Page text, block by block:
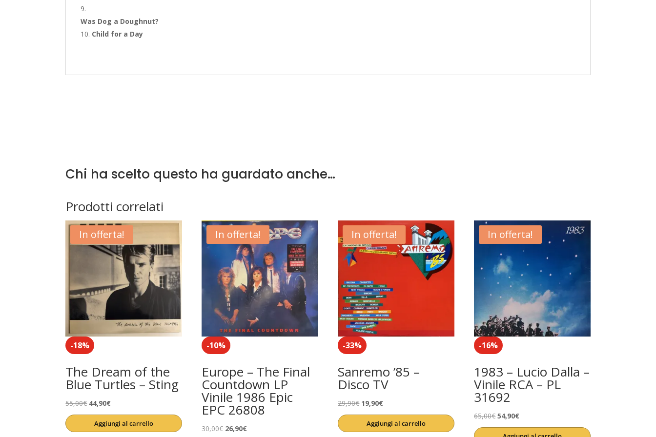
Was Dog a Doughnut?
Child for a Day
Chi ha scelto questo ha guardato anche…
Prodotti correlati
In offerta!
-18%
The Dream of the
Blue Turtles – Sting
55,00€ Il
prezzo
originale
44,90€Il
prezzo
attuale
Aggiungi al carrello
In offerta!
-10%
Europe – The Final
Countdown LP
Vinile 1986 Epic
EPC 26808
30,00€ Il
26,90€Il
In offerta!
-33%
Sanremo ’85 –
Disco TV
29,90€ Il
prezzo
originale
19,90€Il
prezzo
attuale
Aggiungi al carrello
In offerta!
-16%
1983 – Lucio Dalla –
Vinile RCA – PL
31692
65,00€Il
prezzo
54,90€Il
prezzo